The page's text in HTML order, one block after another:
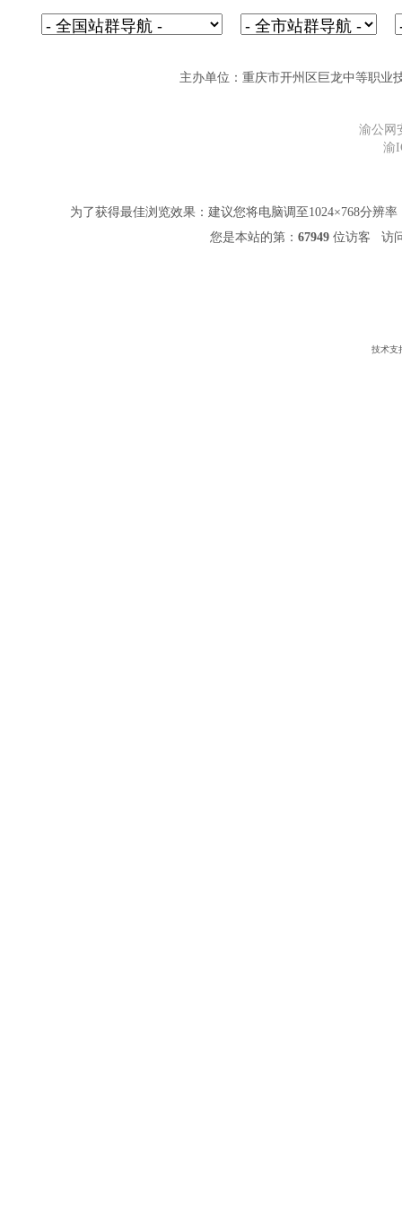
主办单位：重庆市开州区巨龙中等职业
渝公网
渝
为了获得最佳浏览效果：建议您将电脑调至1024×768分辨
您是本站的第： 67949 位访客 访
技术支